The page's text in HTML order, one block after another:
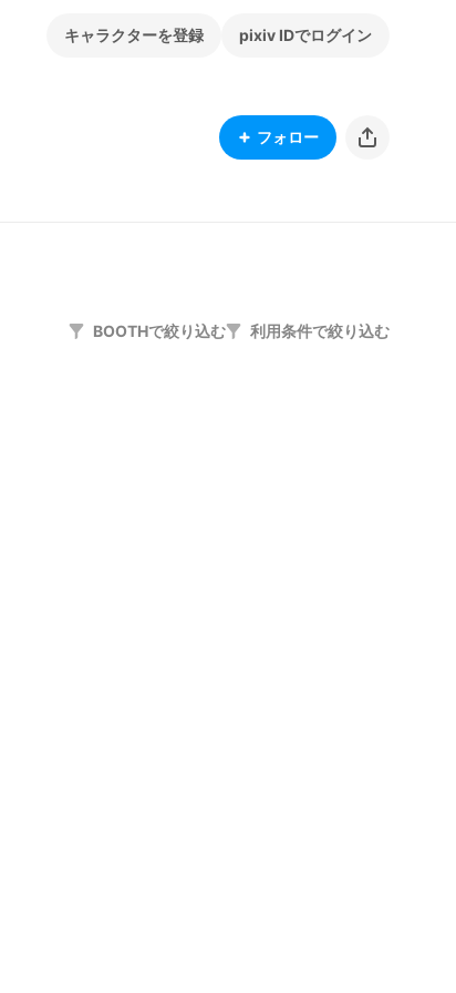
キャラクターを登録 pixiv IDでログイン
フォロー
BOOTHで絞り込む 利用条件で絞り込む